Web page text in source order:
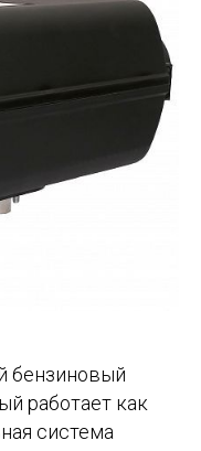
бензиновый
работает как
система